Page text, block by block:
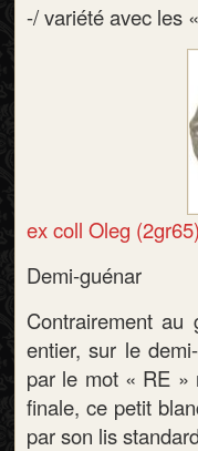
-/ variété avec les «
ex coll Oleg (2gr65)
Demi-guénar
Contrairement
entier, sur le
par le mot « RE »
finale, ce petit
par son lis